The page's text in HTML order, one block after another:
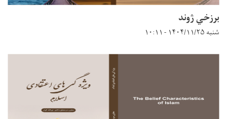
برزخي ژوند
شنبه ۱۴۰۴/۱۱/۲۵ - ۱۰:۱۱